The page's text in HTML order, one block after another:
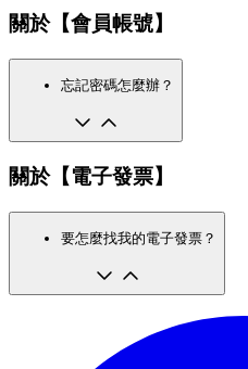
關於【會員帳號】
忘記密碼怎麼辦？
關於【電子發票】
要怎麼找我的電子發票？